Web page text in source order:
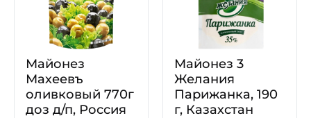
Майонез
Махеевъ
оливковый 770г
доз д/п, Россия
Майонез 3
Желания
Парижанка, 190
г, Казахстан